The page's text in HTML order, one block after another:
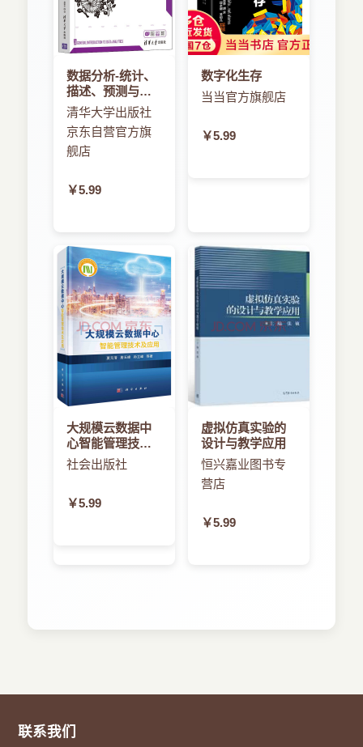
范例023 学生成绩列表页面的制作
范例024 登录页面的制作
范例026 图片相框效果
范例027 商城专区效果
范例028 三字经阅读程序
范例029 计算器程序的页面设计
范例030 单词搜索补全效果
范例033 电影票预售表格效果
范例034 文件表格列表效果
范例035 学生名单表
范例036 手机联系人列表效果
范例037 画廊图片浏览器
范例038 仿iPhone的CoverFlow效果
范例039 菜单弹出效果
范例040 打开文件的子菜单效果
范例041 文本框的复制粘贴全选菜单
范例042 仿UC浏览器的伪菜单效果
范例043 PopupMenu效果
范例044 PopupWindow效果
范例045 QQ客户端的标签栏效果
范例046 仿新浪微博的主页效果
范例052 模拟收到短信的状态栏提示
4.1 Android中基于回调函数的事件处理
05android:paddingBottom="@dimen/
06android:paddingLeft="@dimen/
07android:paddingRight="@dimen/
08android:paddingTop="@dimen/activity_vertical_margin"
09tools:context=".MainActivity">
11
14android:text="IamaAndroidDeveloper"/>
15
16
这是我们的Activity的布局文件，其中第11～14
行构造了一个TextView控件，在TextView控件中
text属性就代表这个文本标签上显示的文字，所以
只要修改text节点的值为你想输入的字符串即可，
如第14行的修改。
方式2：在Java代码中得到TextView对象，然
后通过对象的setText方法来设置TextView的文字。
要通过这种方式修改TextView的内容，步骤如下。
（1）在xml布局文件的TextView控件中加上id
01android"
05android:paddingBottom="@dimen/
安装其他第三方应用程序。
这些特点使得Android系统在智能手机领域中具
有不可动摇的地位。
目前，图书市场上的Android图书非常多，但也
非常同质化，都以罗列Android开发技术为主，鲜见
一本详细介绍Android常见开发实例的书。为了帮助
读者更好地学习Android开发，笔者结合自己近几年
的Android客户端开发经验和心得体会，花费了一年
Android开发的各种问题总结及开发过程中遇到的各
发人员。
本书重点讲解了200多个常见的Android开发实
例，并对每个实例专门录制了配套多媒体教学视
频，以辅助读者学习，这些教学视频和书中的完整
实例源代码一起收录于配书光盘中。学习完本书
后，相信读者应该可以具备较好的Android开发能
力。
本书特色
1．实例丰富，代码精讲
本书详细讲解了200多个常用的Android开发实
例，并对重点代码做了大量注释和讲解，以便于读
者更加轻松地学习。通过对这些实例的演练，可以
2．内容全面，涵盖广泛
本书介绍了Android开发的环境搭建、界面开
3．由浅入深，循序渐进
Android开发的高级技术及应用。讲解由浅入深，循
4．教学视频，高效直观
数据分析-统计、
描述、预测与应
用
清华大学出版社
京东自营官方旗
舰店
￥5.99
数字化生存
当当官方旗舰店
￥5.99
大规模云数据中
心智能管理技术
及应用
社会出版社
￥5.99
虚拟仿真实验的
设计与教学应用
恒兴嘉业图书专
营店
￥5.99
联系我们